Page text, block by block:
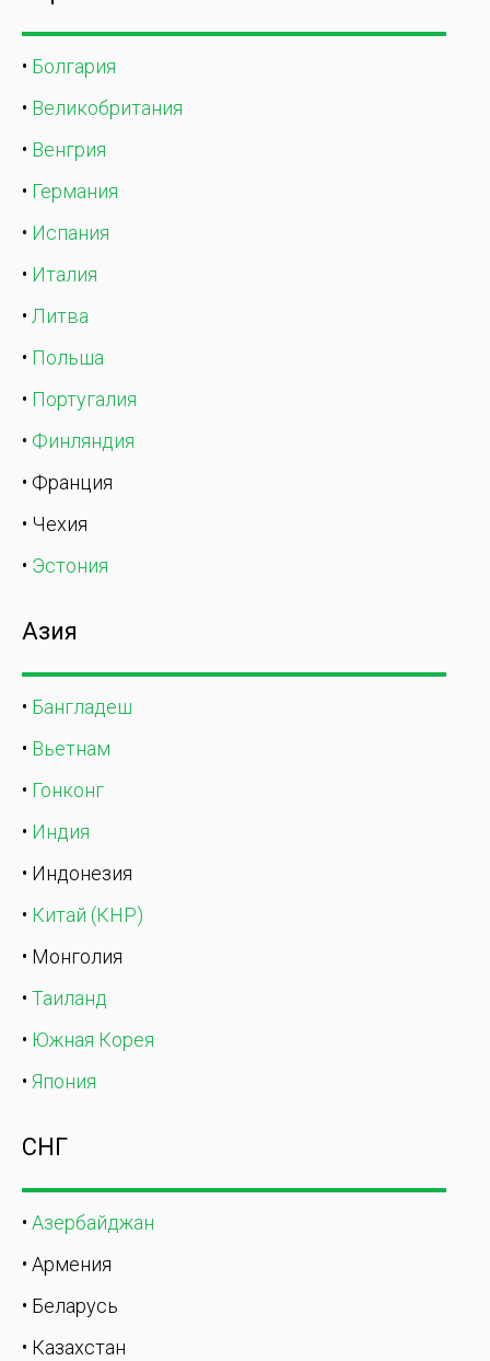
• Болгария
• Великобритания
• Венгрия
• Германия
• Испания
• Италия
• Литва
• Польша
• Португалия
• Финляндия
• Франция
• Чехия
• Эстония
Азия
• Бангладеш
• Вьетнам
• Гонконг
• Индия
• Индонезия
• Китай (КНР)
• Монголия
• Таиланд
• Южная Корея
• Япония
СНГ
• Азербайджан
• Армения
• Беларусь
• Казахстан